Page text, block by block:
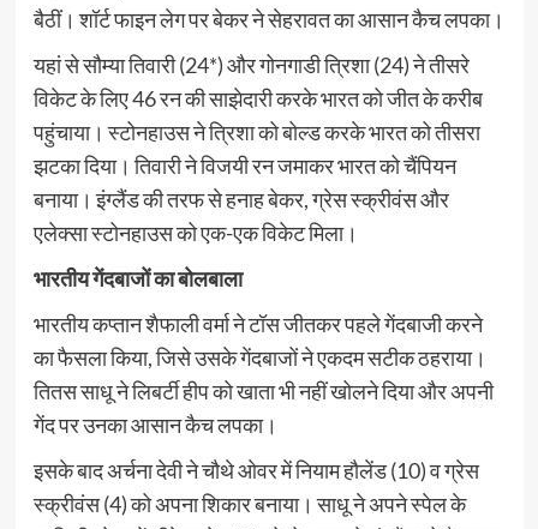
बैठीं। शॉर्ट फाइन लेग पर बेकर ने सेहरावत का आसान कैच लपका।
यहां से सौम्‍या तिवारी (24*) और गोनगाडी त्रिशा (24) ने तीसरे
विकेट के लिए 46 रन की साझेदारी करके भारत को जीत के करीब
पहुंचाया। स्‍टोनहाउस ने त्रिशा को बोल्‍ड करके भारत को तीसरा
झटका दिया। तिवारी ने विजयी रन जमाकर भारत को चैंपियन
बनाया। इंग्‍लैंड की तरफ से हनाह बेकर, ग्रेस स्‍क्रीवंस और
एलेक्‍सा स्‍टोनहाउस को एक-एक विकेट मिला।
भारतीय गेंदबाजों का बोलबाला
भारतीय कप्‍तान शैफाली वर्मा ने टॉस जीतकर पहले गेंदबाजी करने
का फैसला किया, जिसे उसके गेंदबाजों ने एकदम सटीक ठहराया।
तितस साधू ने लिबर्टी हीप को खाता भी नहीं खोलने दिया और अपनी
गेंद पर उनका आसान कैच लपका।
इसके बाद अर्चना देवी ने चौथे ओवर में नियाम हौलेंड (10) व ग्रेस
स्‍क्रीवंस (4) को अपना शिकार बनाया। साधू ने अपने स्‍पेल के